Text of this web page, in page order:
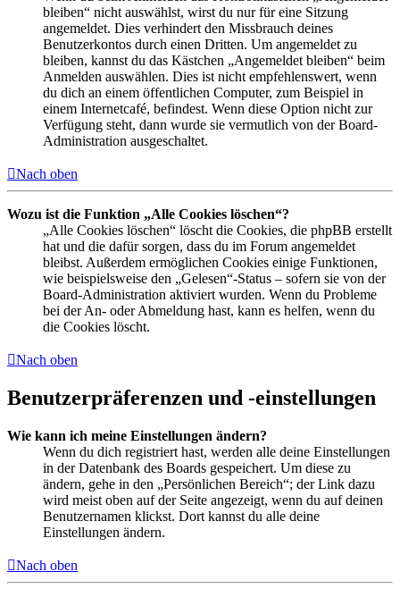
bleiben“ nicht auswählst, wirst du nur für eine Sitzung
angemeldet. Dies verhindert den Missbrauch deines
Benutzerkontos durch einen Dritten. Um angemeldet zu
bleiben, kannst du das Kästchen „Angemeldet bleiben“ beim
Anmelden auswählen. Dies ist nicht empfehlenswert, wenn
du dich an einem öffentlichen Computer, zum Beispiel in
einem Internetcafé, befindest. Wenn diese Option nicht zur
Verfügung steht, dann wurde sie vermutlich von der Board-
Administration ausgeschaltet.
Nach oben
Wozu ist die Funktion „Alle Cookies löschen“?
„Alle Cookies löschen“ löscht die Cookies, die phpBB erstellt
hat und die dafür sorgen, dass du im Forum angemeldet
bleibst. Außerdem ermöglichen Cookies einige Funktionen,
wie beispielsweise den „Gelesen“-Status – sofern sie von der
Board-Administration aktiviert wurden. Wenn du Probleme
bei der An- oder Abmeldung hast, kann es helfen, wenn du
die Cookies löscht.
Nach oben
Benutzerpräferenzen und -einstellungen
Wie kann ich meine Einstellungen ändern?
Wenn du dich registriert hast, werden alle deine Einstellungen
in der Datenbank des Boards gespeichert. Um diese zu
ändern, gehe in den „Persönlichen Bereich“; der Link dazu
wird meist oben auf der Seite angezeigt, wenn du auf deinen
Benutzernamen klickst. Dort kannst du alle deine
Einstellungen ändern.
Nach oben